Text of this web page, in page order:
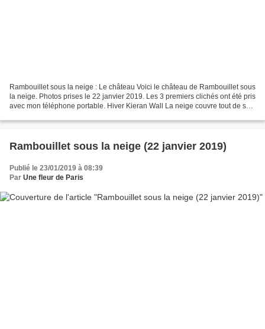
Rambouillet sous la neige : Le château Voici le château de Rambouillet sous
la neige. Photos prises le 22 janvier 2019. Les 3 premiers clichés ont été pris
avec mon téléphone portable. Hiver Kieran Wall La neige couvre tout de son
Rambouillet sous la neige (22 janvier 2019)
Publié le 23/01/2019 à 08:39
Par Une fleur de Paris